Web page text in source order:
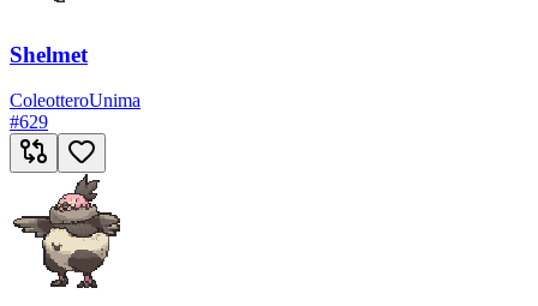
Shelmet
ColeotteroUnima
#629